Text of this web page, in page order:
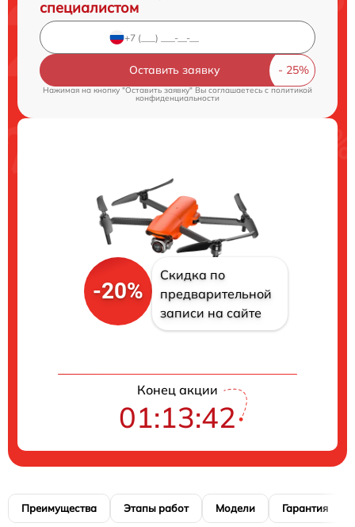
специалистом
Оставить заявку
Нажимая на кнопку "Оставить заявку" Вы соглашаетесь c политикой
конфиденциальности
-20%
Скидка по
предварительной
записи на сайте
Конец акции
01:13:42
Преимущества Этапы работ Модели Гарантия